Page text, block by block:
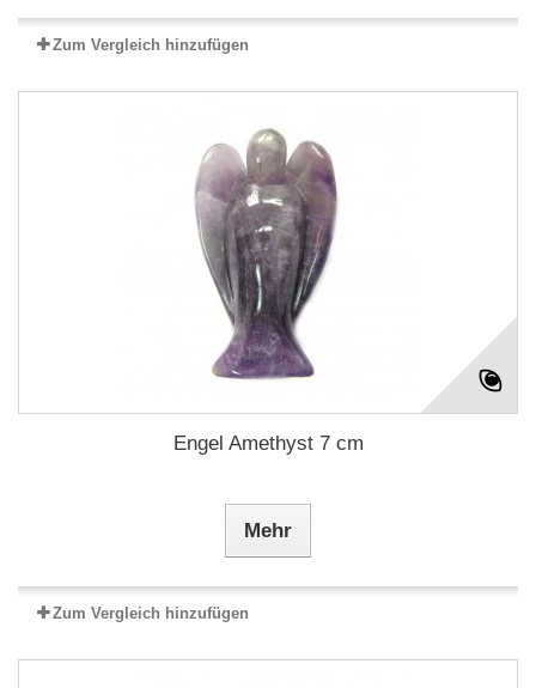
Zum Vergleich hinzufügen
Engel Amethyst 7 cm
Mehr
Zum Vergleich hinzufügen